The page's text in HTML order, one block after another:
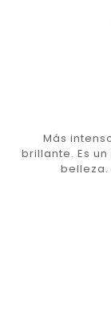
Más
brillante. Es
belleza.